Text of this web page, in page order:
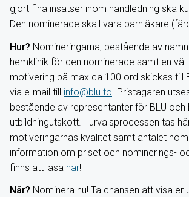
gjort fina insatser inom handledning ska
Den nominerade skall vara barnläkare
Hur? Nomineringarna, bestående av
hemklinik för den nominerade samt en väl
motivering på max ca 100 ord skickas till
via e-mail till info@blu.to . Pristagaren
bestående av representanter för BLU och
utbildningutskott. I urvalsprocessen tas
motiveringarnas kvalitet samt antalet
information om priset och nominerings-
finns att läsa här!
När? Nominera nu! Ta chansen att visa er